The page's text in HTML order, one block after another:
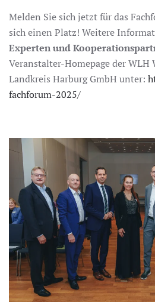
Melden Sie sich jetzt für das
sich einen Platz! Weitere
Experten und
Veranstalter-Homepage der
Landkreis Harburg GmbH unter:
fachforum-2025/